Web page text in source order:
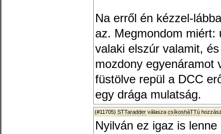
Na erről én kézzel-
az. Megmondom miért:
valaki elszúr valamit,
mozdony egyenáramot
füstölve repül a DCC
egy drága mulatság.
(#11705) STTaradder válasza csíkosháTTú
Nyilván ez igaz is